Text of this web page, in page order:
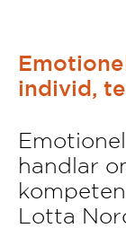
individ,
handlar
Lotta